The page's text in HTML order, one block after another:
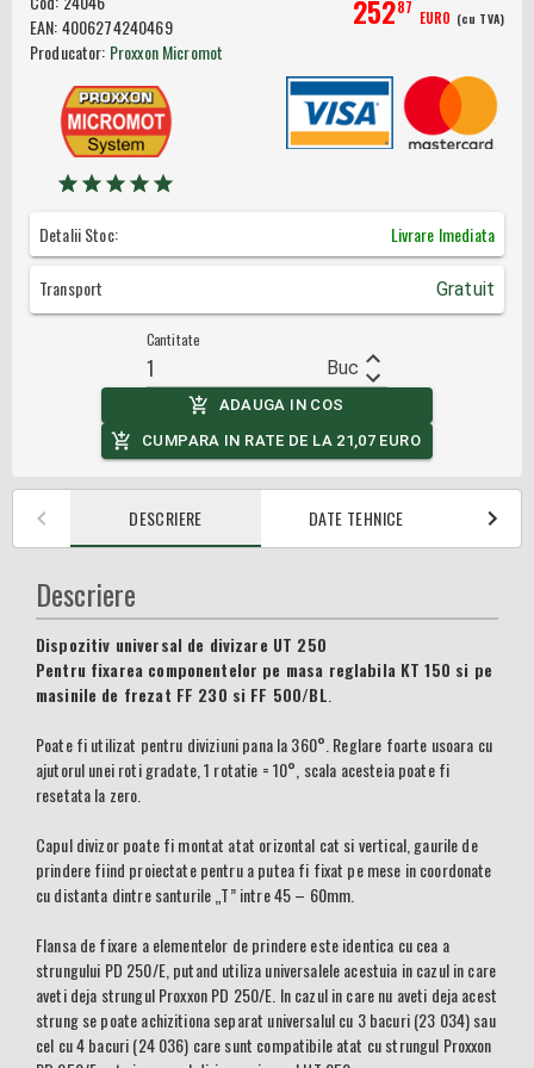
EAN:4006274240469
Producator: Proxxon Micromot
25287
EURO (cu TVA)
Detalii Stoc: Livrare Imediata
Transport Gratuit
Buc
Cantitate
ADAUGA IN COS
CUMPARA IN RATE DE LA 21,07 EURO
DESCRIERE DATE TEHNICE
Descriere
Dispozitiv universal de divizare UT 250
Pentru fixarea componentelor pe masa reglabila KT 150 si pe
masinile de frezat FF 230 si FF 500/BL
Poate fi utilizat pentru diviziuni pana la 360°. Reglare foarte usoara cu
ajutorul unei roti gradate, 1 rotatie = 10°, scala acesteia poate fi
resetata la zero.
Capul divizor poate fi montat atat orizontal cat si vertical, gaurile de
prindere fiind proiectate pentru a putea fi fixat pe mese in coordonate
cu distanta dintre santurile „T” intre 45 – 60mm.
Flansa de fixare a elementelor de prindere este identica cu cea a
strungului PD 250/E, putand utiliza universalele acestuia in cazul in care
aveti deja strungul Proxxon PD 250/E. In cazul in care nu aveti deja acest
strung se poate achizitiona separat universalul cu 3 bacuri (23 034) sau
cel cu 4 bacuri (24 036) care sunt compatibile atat cu strungul Proxxon